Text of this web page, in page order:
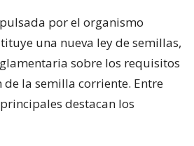
por el organismo
una nueva ley de semillas,
sobre los requisitos
la semilla corriente. Entre
destacan los